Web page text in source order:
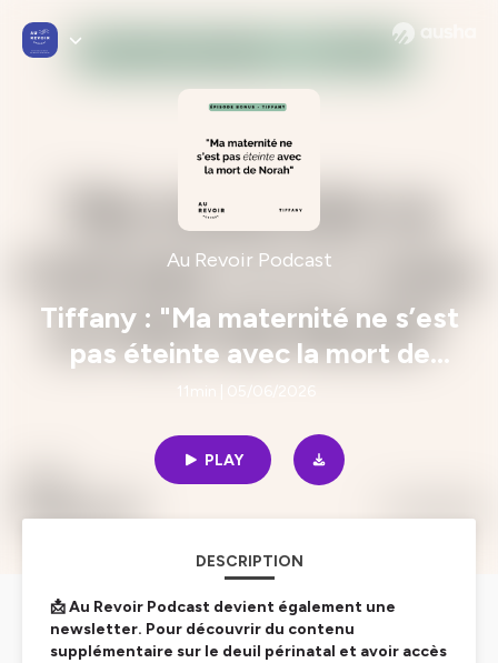
Au Revoir Podcast
Tiffany : "Ma maternité ne s’est
pas éteinte avec la mort de
Norah"
11min | 05/06/2026
PLAY
DESCRIPTION
📩 Au Revoir Podcast devient également une
newsletter. Pour découvrir du contenu
supplémentaire sur le deuil périnatal et avoir accès